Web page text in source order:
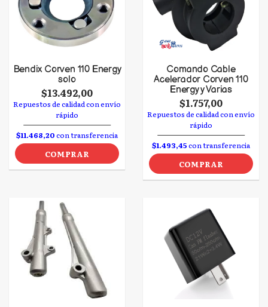
Bendix Corven 110 Energy
solo
$13.492,00
Repuestos de calidad con envío
rápido
$11.468,20con transferencia
COMPRAR
Comando Cable
Acelerador Corven 110
Energy y Varias
$1.757,00
Repuestos de calidad con envío
rápido
$1.493,45con transferencia
COMPRAR